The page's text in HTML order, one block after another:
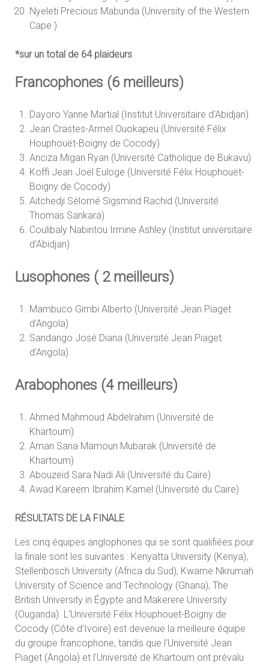
Nyeleti Precious Mabunda (University of the Western
Cape )
*sur un total de 64 plaideurs
Francophones (6 meilleurs)
Dayoro Yanne Martial (Institut Universitaire d'Abidjan)
Jean Crastes-Armel Ouokapeu (Université Félix
Houphouët-Boigny de Cocody)
Anciza Migan Ryan (Université Catholique de Bukavu)
Koffi Jean Joël Euloge (Université Félix Houphouët-
Boigny de Cocody)
Aitchedji Sélomé Sigsmind Rachid (Université
Thomas Sankara)
Coulibaly Nabintou Irmine Ashley (Institut universitaire
d'Abidjan)
Lusophones ( 2 meilleurs)
Mambuco Gimbi Alberto (Université Jean Piaget
d'Angola)
Sandango José Diana (Université Jean Piaget
d'Angola)
Arabophones (4 meilleurs)
Ahmed Mahmoud Abdelrahim (Université de
Khartoum)
Aman Saria Mamoun Mubarak (Université de
Khartoum)
Abouzeid Sara Nadi Ali (Université du Caire)
Awad Kareem Ibrahim Kamel (Université du Caire)
RÉSULTATS DE LA FINALE
Les cinq équipes anglophones qui se sont qualifiées pour
la finale sont les suivantes : Kenyatta University (Kenya),
Stellenbosch University (Africa du Sud), Kwame Nkrumah
University of Science and Technology (Ghana), The
British University in Égypte and Makerere University
(Ouganda). L'Université Félix Houphouet-Boigny de
Cocody (Côte d'Ivoire) est devenue la meilleure équipe
du groupe francophone, tandis que l'Université Jean
Piaget (Angola) et l'Université de Khartoum ont prévalu